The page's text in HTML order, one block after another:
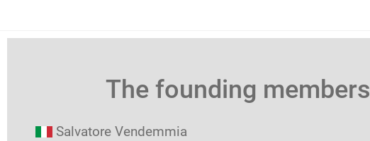
The founding members
Salvatore Vendemmia